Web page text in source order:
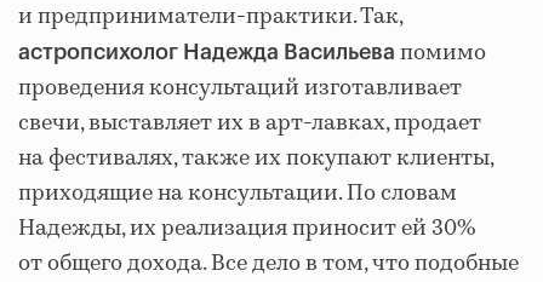
и предприниматели-практики. Так,
астропсихолог Надежда Васильева помимо
проведения консультаций изготавливает
свечи, выставляет их в арт-лавках, продает
на фестивалях, также их покупают клиенты,
приходящие на консультации. По словам
Надежды, их реализация приносит ей 30%
от общего дохода. Все дело в том, что подобные